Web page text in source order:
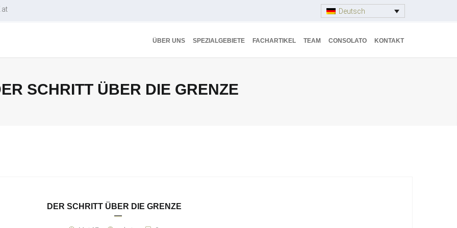
Deutsch
ÜBER UNS SPEZIALGEBIETE FACHARTIKEL TEAM CONSOLATO KONTAKT
SCHRITT ÜBER DIE GRENZE
DER SCHRITT ÜBER DIE GRENZE